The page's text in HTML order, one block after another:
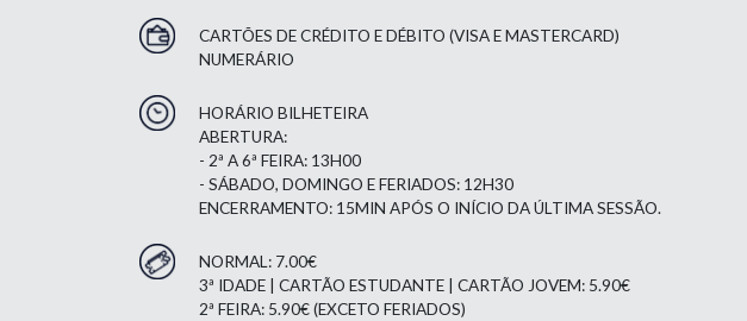
CARTÕES DE CRÉDITO E DÉBITO (VISA E MASTERCARD)
NUMERÁRIO
HORÁRIO BILHETEIRA
ABERTURA:
- 2ª A 6ª FEIRA: 13H00
- SÁBADO, DOMINGO E FERIADOS: 12H30
ENCERRAMENTO: 15MIN APÓS O INÍCIO DA ÚLTIMA SESSÃO.
NORMAL: 7.00€
3ª IDADE | CARTÃO ESTUDANTE | CARTÃO JOVEM: 5.90€
2ª FEIRA: 5.90€ (EXCETO FERIADOS)